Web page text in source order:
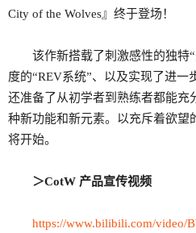
City of the Wolves』终于登场！
该作新搭载了刺激感性的独特
度的“REV系统”、以及实现了进一
还准备了从初学者到熟练者都能充
种新功能和新元素。以充斥着欲望
将开始。
＞CotW 产品宣传视频
https://www.bilibili.com/video/